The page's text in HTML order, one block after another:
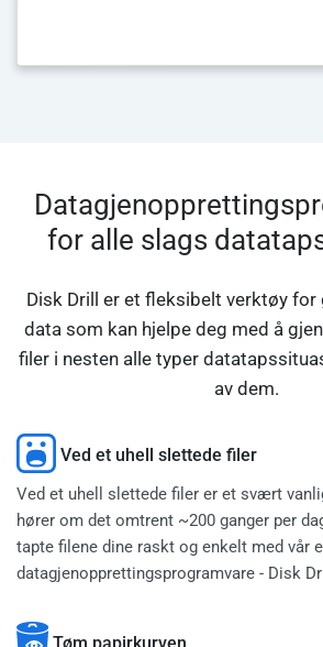
for alle slags
Disk Drill er et fleksibelt verktøy
data som kan hjelpe deg med å
filer i nesten alle typer
av dem.
Ved et uhell slettede filer
Ved et uhell slettede filer er et svært
hører om det omtrent ~200 ganger per
tapte filene dine raskt og enkelt med vår
datagjenopprettingsprogramvare - Disk